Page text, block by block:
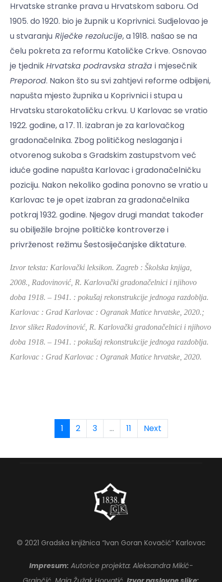
Hrvatske stranke prava u Hrvatskom saboru. Od
1905. do 1920. bio je župnik u Koprivnici. Sudjelovao je
u stvaranju Riječke rezolucije, a 1918. našao se na
čelu pokreta za reformu Katoličke Crkve. Osnovao
je tjednikHrvatska podravska straža i mjesečnik
Preporod. Nakon što su svi zahtjevi reforme odbijeni,
napušta mjesto župnika u Koprivnici i stupa u
Hrvatsku starokatoličku crkvu. U Karlovac se vratio
1922. godine, a 17. 11. izabran je za karlovačkog
gradonačelnika. Zbog političkog neslaganja i
otvorenog sukoba s Gradskim zastupstvom već
iduće godine napušta Karlovac i gradonačelničku
poziciju. Nakon nekoliko godina ponovno se vratio u
Karlovac te je opet izabran za gradonačelnika
potkraj 1932. godine. Njegov drugi mandat također
su obilježile brojne političke kontroverze i
privrženost režimu Šestosiječanjske diktature.
Izvor teksta: Karlovački leksikon. Zagreb : Školska knjiga,
2008., Radovinović, R. Karlovački gradonačelnici i njihovo
doba 1918. – 1941. : pokušaj rekonstrukcije jednoga razdoblja.
Karlovac : Grad Karlovac : Ogranak Matice hrvatske, 2020.;
Izvor slike: Radovinović, R. Karlovački gradonačelnici i njihovo
doba 1918. – 1941. : pokušaj rekonstrukcije jednoga razdoblja.
Karlovac : Grad Karlovac : Ogranak Matice hrvatske, 2020.
1 2 3 ... 11 Next
© 2021 Gradska knjižnica “Ivan Goran Kovačić” Karlovac
Impresum: Autorice projekta: Aleksandra Mikić-